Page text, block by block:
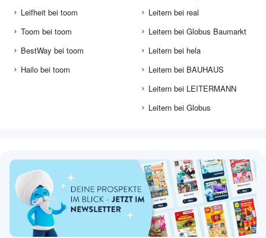
Leifheit bei toom
Toom bei toom
BestWay bei toom
Hailo bei toom
Leitern bei real
Leitern bei Globus Baumarkt
Leitern bei hela
Leitern bei BAUHAUS
Leitern bei LEITERMANN
Leitern bei Globus